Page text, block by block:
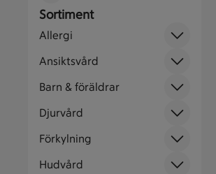
Sortiment
Allergi
Ansiktsvård
Barn & föräldrar
Djurvård
Förkylning
Hudvård